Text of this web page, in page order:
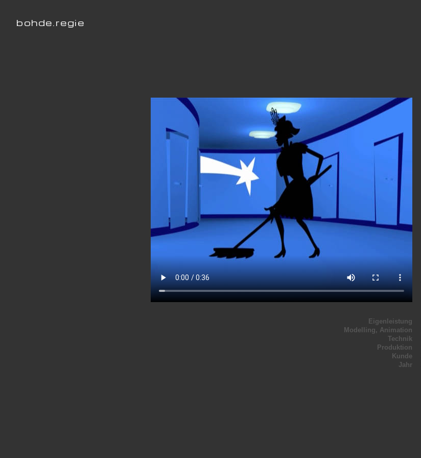
bohde.regie
Eigenleistung
Modelling, Animation
Technik
Produktion
Kunde
Jahr